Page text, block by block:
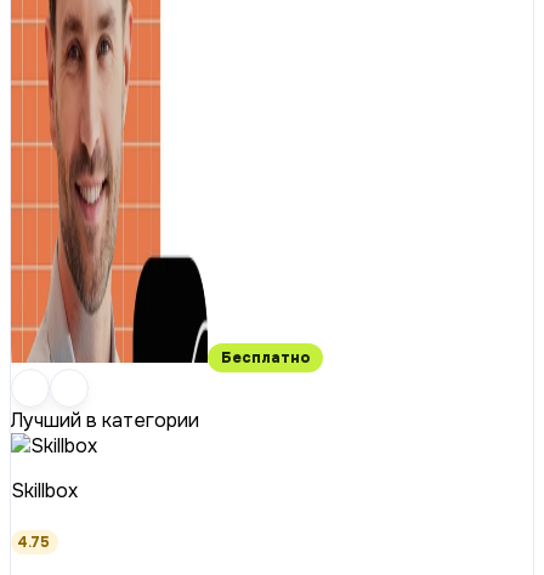
Бесплатно
Лучший в категории
Skillbox
4.75